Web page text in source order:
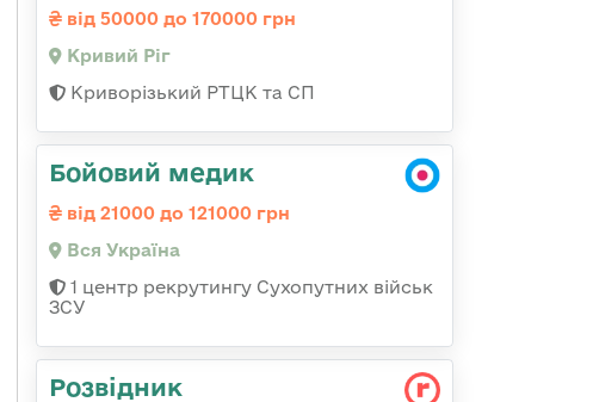
від 50000 до 170000 грн
Кривий Ріг
Криворізький РТЦК та СП
Бойовий медик
від 21000 до 121000 грн
Вся Україна
1 центр рекрутингу Сухопутних військ
ЗСУ
Розвідник